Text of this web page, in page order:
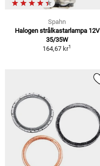
Spahn
Halogen strålkastarlampa 12V
35/35W
164,67 kr1